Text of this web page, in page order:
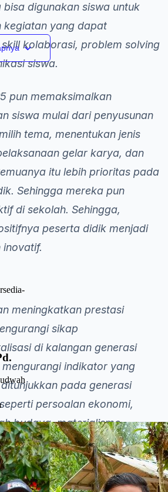
bisa digunakan siswa untuk
kegiatan yang dapat
kolaborasi, problem solving
siswa.
pun memaksimalkan
siswa mulai dari penyusunan
tema, menentukan jenis
gelar karya, dan
itu lebih prioritas pada
Sehingga mereka pun
di sekolah. Sehingga,
peserta didik menjadi
meningkatkan prestasi
sikap
di kalangan generasi
indikator yang
pada generasi
persoalan ekonomi,
budaya, materialisme,
kesadaran nasional, dan
angka kriminalitas
narkotika/psikotropika.